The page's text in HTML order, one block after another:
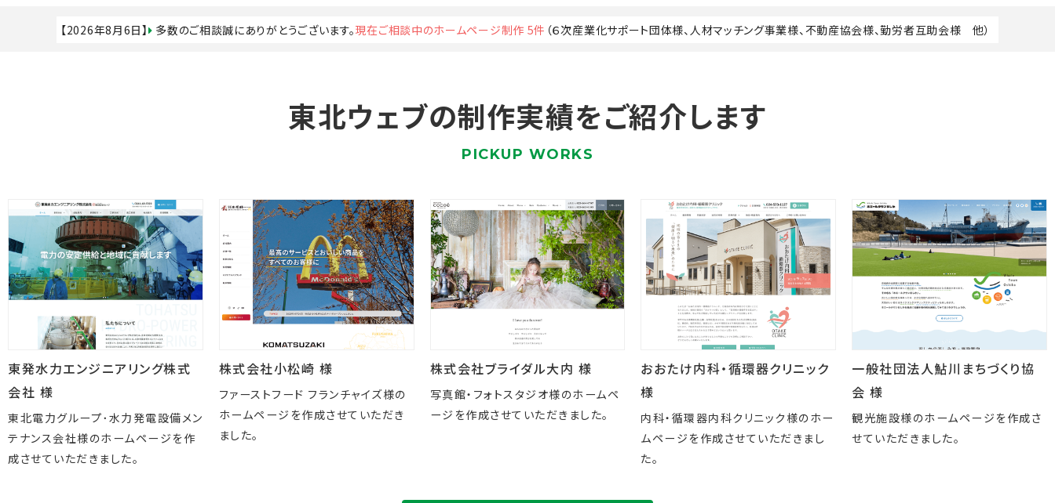
【2026年8月6日】 多数のご相談誠にありがとうございます。現在ご相談中のホームページ制作 5件 （６次産業化サポート団体様、人材マッチング事業様、不動産協会様、勤労者互助会様 他）
東北ウェブの制作実績をご紹介します
PICKUP WORKS
東発水力エンジニアリング株式
会社 様
東北電力グループ･水力発電設備メン
テナンス会社様のホームページを作
成させていただきました。
株式会社小松崎 様
ファーストフード フランチャイズ様の
ホームページを作成させていただき
ました。
株式会社ブライダル大内 様
写真館・フォトスタジオ様のホームペ
ージを作成させていただきました。
おおたけ内科・循環器クリニック
様
内科・循環器内科クリニック様のホー
ムページを作成させていただきまし
た。
一般社団法人鮎川まちづくり協
会 様
観光施設様のホームページを作成さ
せていただきました。